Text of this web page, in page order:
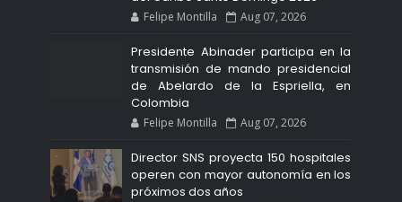
Felipe Montilla Aug 07, 2026
Presidente Abinader participa en la
transmisión de mando presidencial
de Abelardo de la Espriella, en
Colombia
Felipe Montilla Aug 07, 2026
Director SNS proyecta 150 hospitales
operen con mayor autonomía en los
próximos dos años